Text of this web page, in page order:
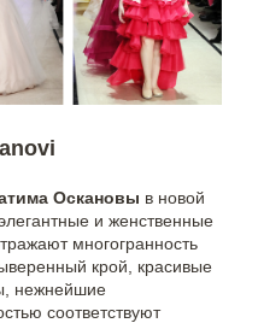
Оскановы в новой
и женственные
многогранность
крой, красивые
нежнейшие
соответствуют